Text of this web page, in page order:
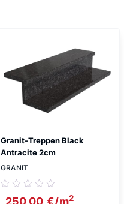
Granit-Treppen Black
Antracite 2cm
GRANIT
250,00 €/m2